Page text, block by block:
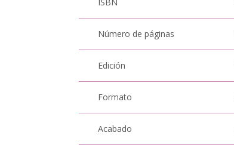
Número de páginas
Edición
Formato
Acabado